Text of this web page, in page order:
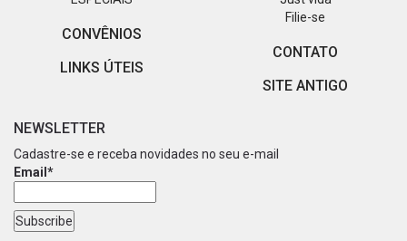
CONVÊNIOS
LINKS ÚTEIS
Filie-se
CONTATO
SITE ANTIGO
NEWSLETTER
Cadastre-se e receba novidades no seu e-mail
Email*